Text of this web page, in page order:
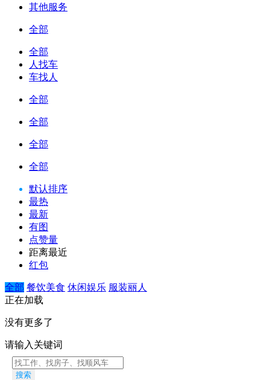
其他服务
全部
全部
人找车
车找人
全部
全部
全部
全部
默认排序
最热
最新
有图
点赞量
距离最近
红包
全部 餐饮美食 休闲娱乐 服装丽人
正在加载
没有更多了
请输入关键词
搜索